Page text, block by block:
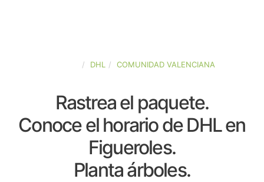
DHL COMUNIDAD VALENCIANA
Rastrea el paquete.
Conoce el horario de DHL en
Figueroles.
Planta árboles.